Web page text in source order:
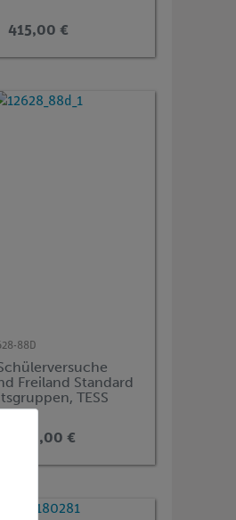
415,00 €
88D
Freiland Standard
TESS
2.410,00 €